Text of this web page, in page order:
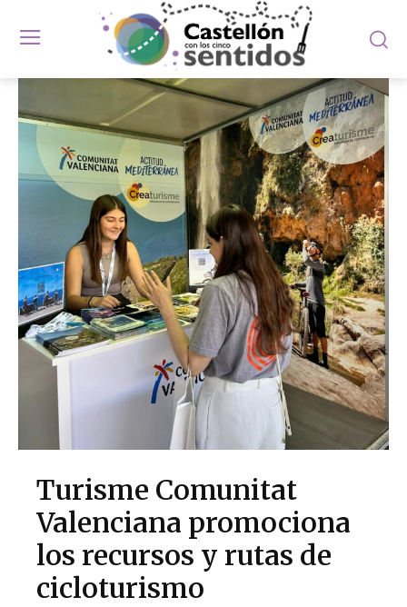
Turisme Comunitat
Valenciana promociona
los recursos y rutas de
cicloturismo